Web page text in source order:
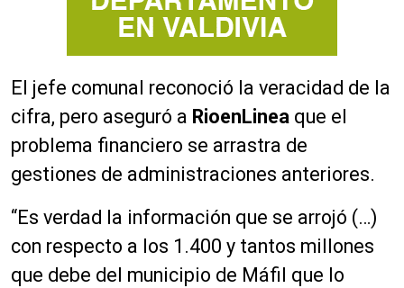
El jefe comunal reconoció la veracidad de la
cifra, pero aseguró a RioenLinea que el
problema financiero se arrastra de
gestiones de administraciones anteriores.
“Es verdad la información que se arrojó (…)
con respecto a los 1.400 y tantos millones
que debe del municipio de Máfil que lo